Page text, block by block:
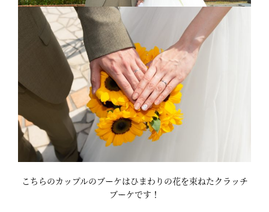
こちらのカップルのブーケはひまわりの花を束ねたクラッチ
ブーケです！